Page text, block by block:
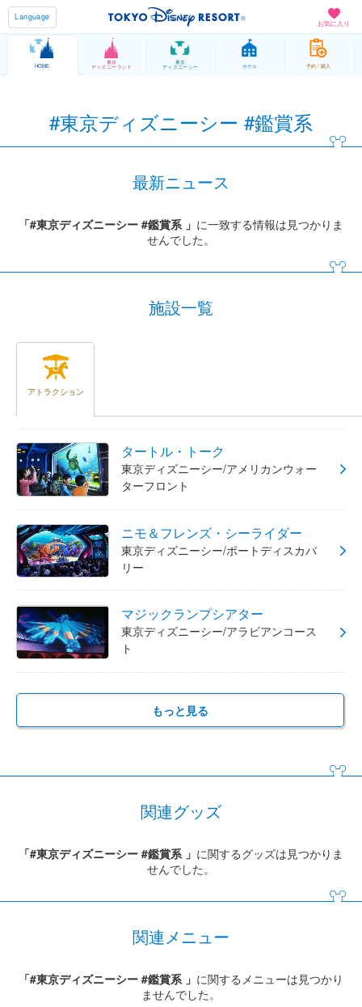
お気に入り
Language
HOME
東京
ディズニーランド
東京
ディズニーシー ホテル 予約 / 購入
#東京ディズニーシー #鑑賞系
最新ニュース
「#東京ディズニーシー #鑑賞系 」 に一致する情報は見つかりま
せんでした。
施設一覧
アトラクション
タートル・トーク
東京ディズニーシー/アメリカンウォー
ターフロント
ニモ＆フレンズ・シーライダー
東京ディズニーシー/ポートディスカバ
リー
マジックランプシアター
東京ディズニーシー/アラビアンコース
ト
もっと見る
関連グッズ
「#東京ディズニーシー #鑑賞系 」 に関するグッズは見つかりま
せんでした。
関連メニュー
「#東京ディズニーシー #鑑賞系 」 に関するメニューは見つかり
ませんでした。